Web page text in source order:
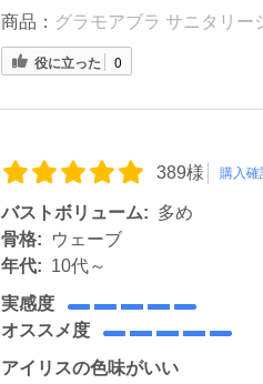
商品： グラモアブラ サニタリー
役に立った 0
389様 購入確
バストボリューム: 多め
骨格:
ウェーブ
年代: 10代～
実感度
オススメ度
アイリスの色味がいい